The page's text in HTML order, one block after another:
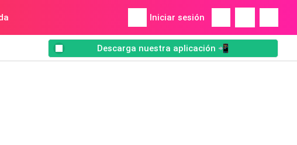
Iniciar sesión
Descarga nuestra aplicación 📲